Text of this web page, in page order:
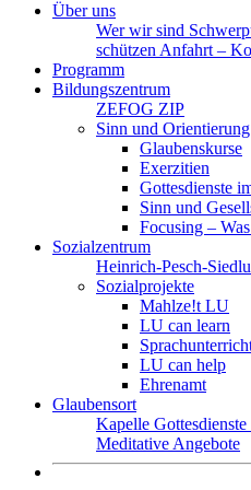
Über uns
Wer wir sind
schützen Anfahrt –
Programm
Bildungszentrum
ZEFOG ZIP
Sinn und Orientierung
Glaubenskurse
Exerzitien
Gottesdienste
Sinn und
Focusing –
Sozialzentrum
Heinrich-Pesch-
Sozialprojekte
Mahlze!t LU
LU can learn
LU can help
Ehrenamt
Glaubensort
Kapelle Gottesdienste
Meditative Angebote